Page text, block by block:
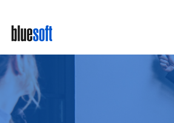
main
content